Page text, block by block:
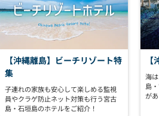
【沖縄離島】ビーチリゾート特
集
子連れの家族も安心して楽しめる監視
員やクラゲ防止ネット対策も行う宮古
島・石垣島のホテルをご紹介！
海
島
が